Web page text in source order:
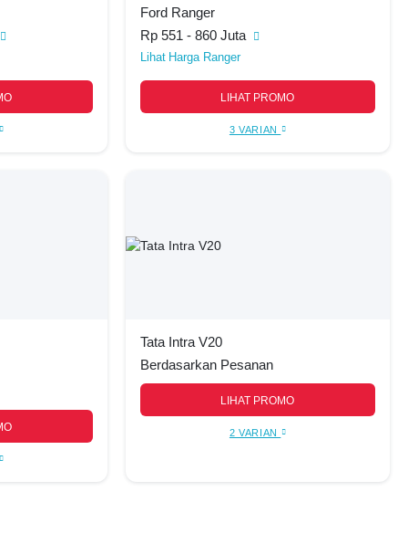
Ford Ranger
Rp 551 - 860 Juta
Harga Ranger
LIHAT PROMO
3 VARIAN
Tata Intra V20
Berdasarkan Pesanan
LIHAT PROMO
2 VARIAN